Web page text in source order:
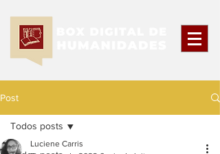
Post
Todos posts
Luciene Carris